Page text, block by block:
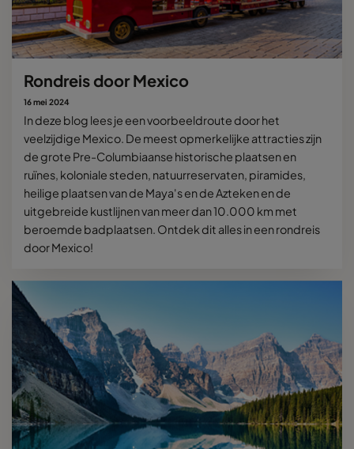
Rondreis door Mexico
16 mei 2024
In deze blog lees je een voorbeeldroute door het
veelzijdige Mexico. De meest opmerkelijke attracties zijn
de grote Pre-Columbiaanse historische plaatsen en
ruïnes, koloniale steden, natuurreservaten, piramides,
heilige plaatsen van de Maya's en de Azteken en de
uitgebreide kustlijnen van meer dan 10.000 km met
beroemde badplaatsen. Ontdek dit alles in een rondreis
door Mexico!